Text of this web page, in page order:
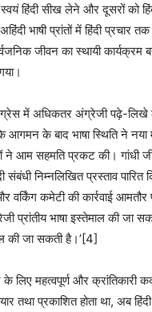
स्वयं हिंदी सीख लेने और दूसरों को
भाषी प्रांतों में हिंदी प्रचार
जीवन का स्थायी
में अधिकतर अंग्रेजी पढ़े-लिखे
आगमन के बाद भाषा स्थिति ने
ने आम सहमति प्रकट की। गांधी
निम्नलिखित प्रस्ताव पारित
कमेटी की कार्रवाई
प्रांतीय भाषा इस्तेमाल की जा
की जा सकती है।’[4]
लिए महत्वपूर्ण और क्रांतिकारी
प्रकाशित होता था, अब